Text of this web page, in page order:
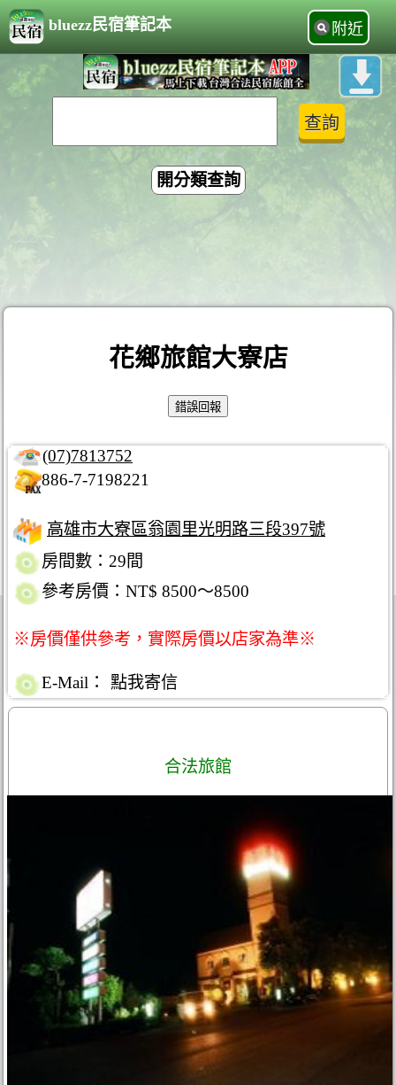
bluezz民宿筆記本 附近
開分類查詢
花鄉旅館大寮店
(07)7813752
886-7-7198221
高雄市大寮區翁園里光明路三段397號
房間數：29間
參考房價：NT$ 8500～8500
※房價僅供參考，實際房價以店家為準※
E-Mail： 點我寄信
合法旅館